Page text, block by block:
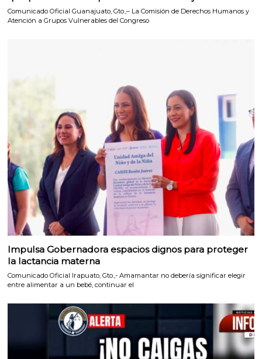
Comunicado Oficial Guanajuato, Gto.,– La Comisión de Derechos Humanos y
Atención a Grupos Vulnerables del Congreso
Impulsa Gobernadora espacios dignos para proteger
la lactancia materna
Comunicado Oficial Irapuato, Gto.,- Amamantar no debería significar elegir
entre alimentar a un bebé, continuar el